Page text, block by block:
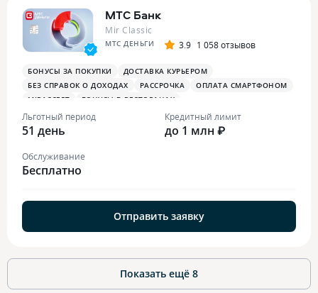
МТС Банк
Mir Classic
МТС ДЕНЬГИ 3.9 1 058 отзывов
БОНУСЫ ЗА ПОКУПКИ
ДОСТАВКА КУРЬЕРОМ
БЕЗ СПРАВОК О ДОХОДАХ
РАССРОЧКА
ОПЛАТА СМАРТФОНОМ
MIRACCEPT
БОНУСЫ В РЕСТОРАНАХ
Льготный период
51 день
Кредитный лимит
до 1 млн ₽
Обслуживание
Бесплатно
Отправить заявку
Показать ещё 8